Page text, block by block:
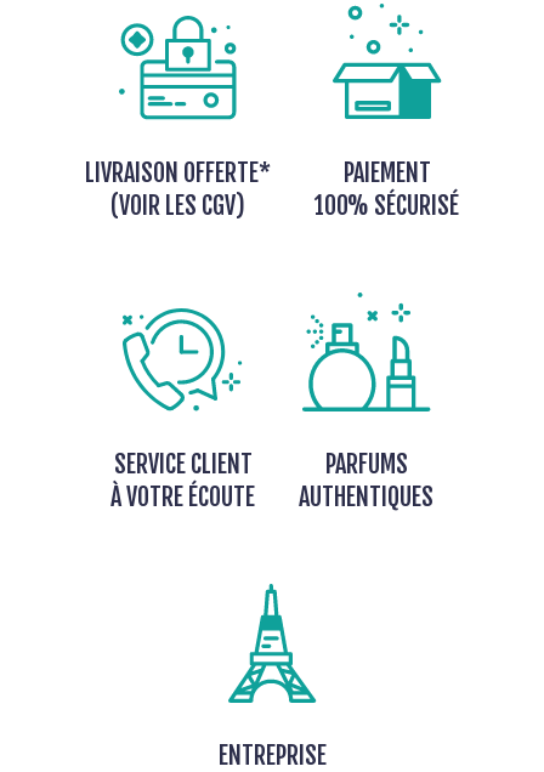
LIVRAISON OFFERTE*
(VOIR LES CGV)
PAIEMENT
100% SÉCURISÉ
SERVICE CLIENT
À VOTRE ÉCOUTE
PARFUMS
AUTHENTIQUES
ENTREPRISE